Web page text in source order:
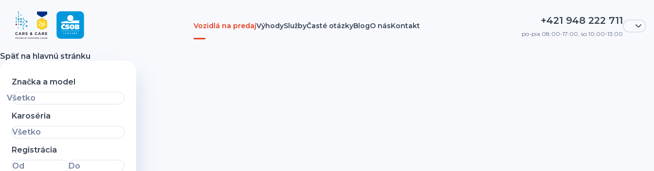
Vozidlá na predajVýhodySlužbyČasté otázkyBlogO násKontakt +421 948 222 711
po-pia 08:00-17:00, so 10:00-13:00
Späť na hlavnú stránku
Značka a model
Všetko
Karoséria
Všetko
Registrácia
Od
Do